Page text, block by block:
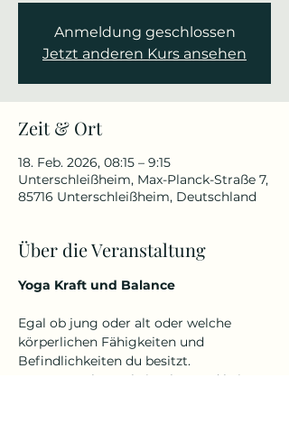
Anmeldung geschlossen
Jetzt anderen Kurs ansehen
Zeit & Ort
18. Feb. 2026, 08:15 – 9:15
Unterschleißheim, Max-Planck-Straße 7,
85716 Unterschleißheim, Deutschland
Über die Veranstaltung
Yoga Kraft und Balance
Egal ob jung oder alt oder welche
körperlichen Fähigkeiten und
Befindlichkeiten du besitzt.
Denn Yoga kennt kein Alter und keine